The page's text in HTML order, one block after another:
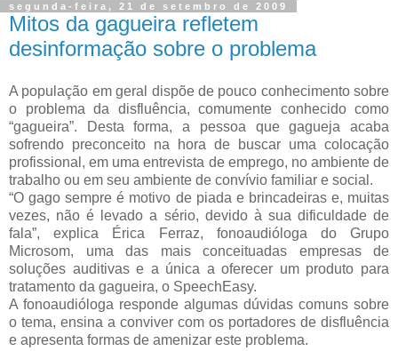
segunda-feira, 21 de setembro de 2009
Mitos da gagueira refletem
desinformação sobre o problema
A população em geral dispõe de pouco conhecimento sobre
o problema da disfluência, comumente conhecido como
“gagueira”. Desta forma, a pessoa que gagueja acaba
sofrendo preconceito na hora de buscar uma colocação
profissional, em uma entrevista de emprego, no ambiente de
trabalho ou em seu ambiente de convívio familiar e social.
“O gago sempre é motivo de piada e brincadeiras e, muitas
vezes, não é levado a sério, devido à sua dificuldade de
fala”, explica Érica Ferraz, fonoaudióloga do Grupo
Microsom, uma das mais conceituadas empresas de
soluções auditivas e a única a oferecer um produto para
tratamento da gagueira, o SpeechEasy.
A fonoaudióloga responde algumas dúvidas comuns sobre
o tema, ensina a conviver com os portadores de disfluência
e apresenta formas de amenizar este problema.